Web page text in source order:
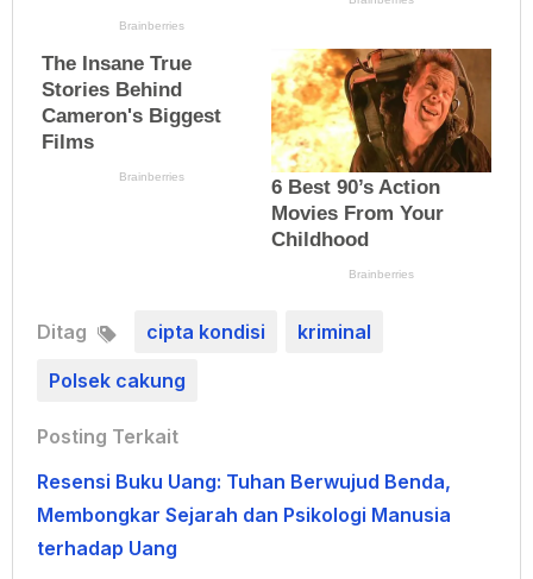
Ditag cipta kondisi kriminal
Polsek cakung
Posting Terkait
Resensi Buku Uang: Tuhan Berwujud Benda,
Membongkar Sejarah dan Psikologi Manusia
terhadap Uang